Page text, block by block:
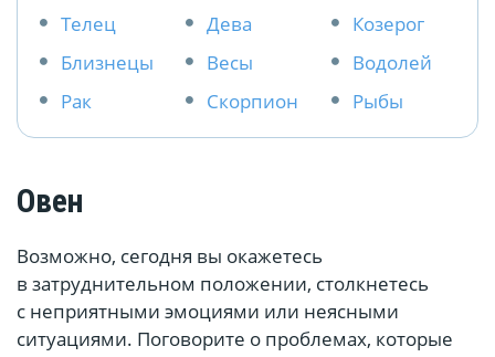
Телец
Близнецы
Рак
Дева
Весы
Скорпион
Козерог
Водолей
Рыбы
Овен
Возможно, сегодня вы окажетесь
в затруднительном положении, столкнетесь
с неприятными эмоциями или неясными
ситуациями. Поговорите о проблемах, которые